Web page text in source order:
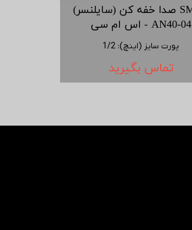
صدا خفه کن (سایلنسر) SMC -
اس ام سی - AN40-04
پورت سایز (اینچ):
1/2
تماس بگیرید